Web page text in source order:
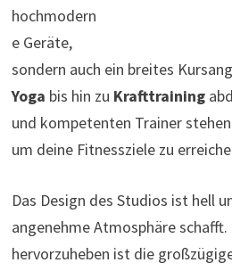
hochmodern
e Geräte,
sondern auch ein breites
Yoga bis hin zu Krafttraining
und kompetenten Trainer
um deine Fitnessziele zu
Das Design des Studios ist hell
angenehme Atmosphäre schafft.
hervorzuheben ist die